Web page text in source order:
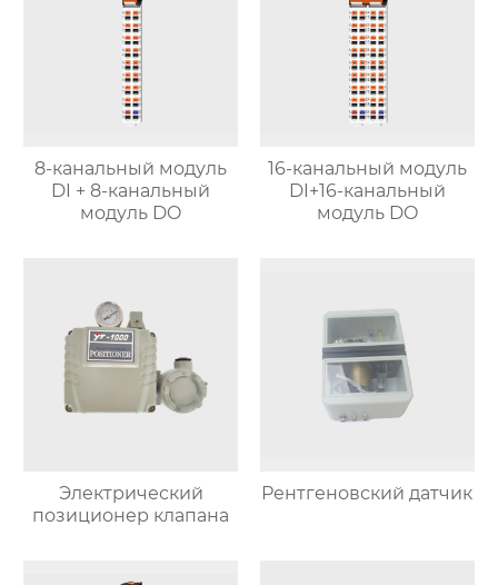
8-канальный модуль
DI + 8-канальный
модуль DO
16-канальный модуль
DI+16-канальный
модуль DO
Электрический
позиционер клапана
Рентгеновский датчик